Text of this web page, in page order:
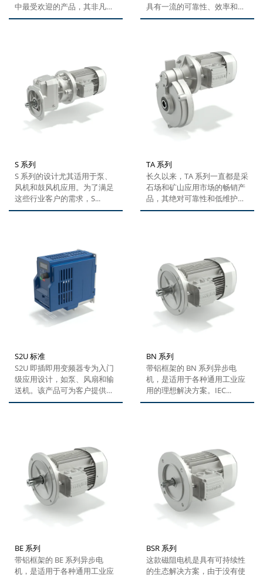
中最受欢迎的产品，其非凡的
可靠性和低维护性能尤其受到
具有一流的可靠性、效率和稳
健性，输出扭矩范围大。我们
S 系列
S 系列的设计尤其适用于泵、
风机和鼓风机应用。为了满足
这些行业客户的需求，S...
TA 系列
长久以来，TA 系列一直都是采
石场和矿山应用市场的畅销产
品，其绝对可靠性和低维护的
特点尤其受到客户的欢迎。止
S2U 标准
S2U 即插即用变频器专为入门
级应用设计，如泵、风扇和输
送机。该产品可为客户提供经
济高效/易于使用的解决方案。
BN 系列
带铝框架的 BN 系列异步电
机，是适用于各种通用工业应
用的理想解决方案。IEC...
BE 系列
带铝框架的 BE 系列异步电
机，是适用于各种通用工业应
BSR 系列
这款磁阻电机是具有可持续性
的生态解决方案，由于没有使